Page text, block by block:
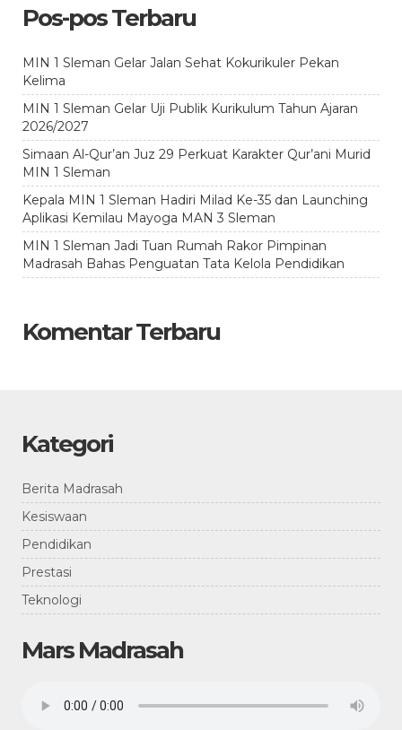
Pos-pos Terbaru
MIN 1 Sleman Gelar Jalan Sehat Kokurikuler Pekan
Kelima
MIN 1 Sleman Gelar Uji Publik Kurikulum Tahun Ajaran
2026/2027
Simaan Al-Qur’an Juz 29 Perkuat Karakter Qur’ani Murid
MIN 1 Sleman
Kepala MIN 1 Sleman Hadiri Milad Ke-35 dan Launching
Aplikasi Kemilau Mayoga MAN 3 Sleman
MIN 1 Sleman Jadi Tuan Rumah Rakor Pimpinan
Madrasah Bahas Penguatan Tata Kelola Pendidikan
Komentar Terbaru
Kategori
Berita Madrasah
Kesiswaan
Pendidikan
Prestasi
Teknologi
Mars Madrasah